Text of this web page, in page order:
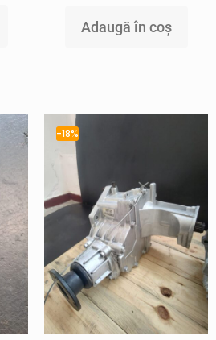
Adaugă în coș
-18%